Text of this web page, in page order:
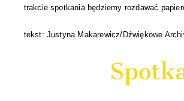
trakcie spotkania będziemy rozdawać
tekst: Justyna Makarewicz/Dźwiękowe